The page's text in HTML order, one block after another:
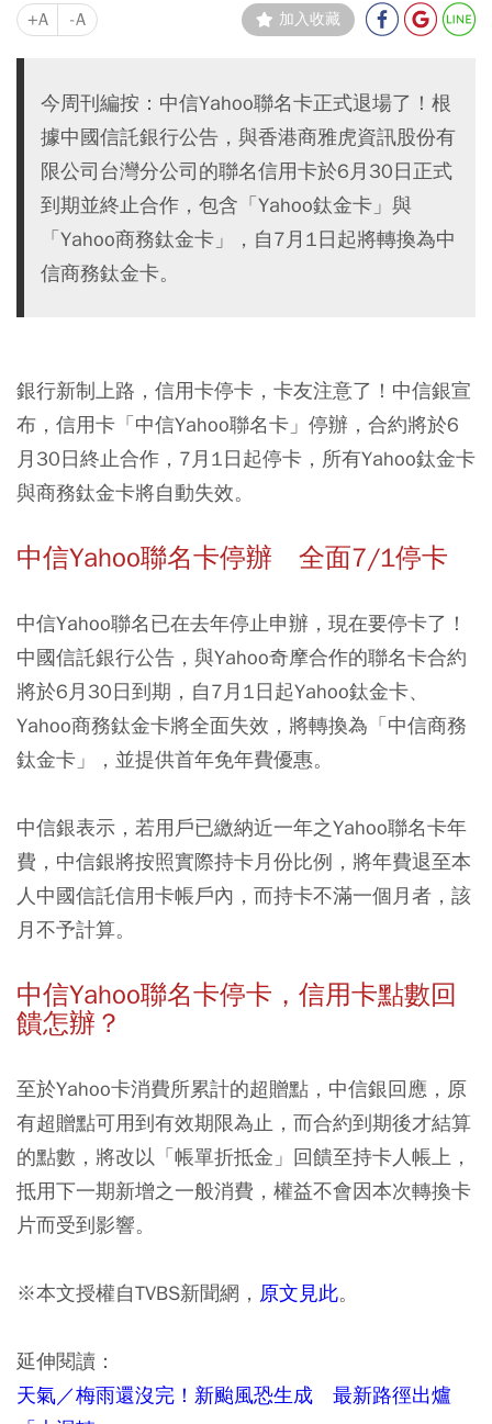
+A -A 加入收藏
今周刊編按：中信Yahoo聯名卡正式退場了！根
據中國信託銀行公告，與香港商雅虎資訊股份有
限公司台灣分公司的聯名信用卡於6月30日正式
到期並終止合作，包含「Yahoo鈦金卡」與
「Yahoo商務鈦金卡」，自7月1日起將轉換為中
信商務鈦金卡。
銀行新制上路，信用卡停卡，卡友注意了！中信銀宣
布，信用卡「中信Yahoo聯名卡」停辦，合約將於6
月30日終止合作，7月1日起停卡，所有Yahoo鈦金卡
與商務鈦金卡將自動失效。
中信Yahoo聯名卡停辦 全面7/1停卡
中信Yahoo聯名已在去年停止申辦，現在要停卡了！
中國信託銀行公告，與Yahoo奇摩合作的聯名卡合約
將於6月30日到期，自7月1日起Yahoo鈦金卡、
Yahoo商務鈦金卡將全面失效，將轉換為「中信商務
鈦金卡」，並提供首年免年費優惠。
中信銀表示，若用戶已繳納近一年之Yahoo聯名卡年
費，中信銀將按照實際持卡月份比例，將年費退至本
人中國信託信用卡帳戶內，而持卡不滿一個月者，該
月不予計算。
中信Yahoo聯名卡停卡，信用卡點數回
饋怎辦？
至於Yahoo卡消費所累計的超贈點，中信銀回應，原
有超贈點可用到有效期限為止，而合約到期後才結算
的點數，將改以「帳單折抵金」回饋至持卡人帳上，
抵用下一期新增之一般消費，權益不會因本次轉換卡
片而受到影響。
※本文授權自TVBS新聞網， 原文見此。
延伸閱讀：
天氣／梅雨還沒完！新颱風恐生成 最新路徑出爐